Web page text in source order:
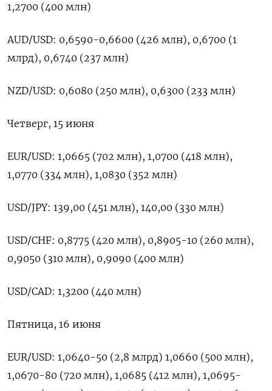
1,2700 (400 млн)
AUD/USD: 0,6590-0,6600 (426 млн), 0,6700 (1
млрд), 0,6740 (237 млн)
NZD/USD: 0,6080 (250 млн), 0,6300 (233 млн)
Четверг, 15 июня
EUR/USD: 1,0665 (702 млн), 1,0700 (418 млн),
1,0770 (334 млн), 1,0830 (352 млн)
USD/JPY: 139,00 (451 млн), 140,00 (330 млн)
USD/CHF: 0,8775 (420 млн), 0,8905-10 (260 млн),
0,9050 (310 млн), 0,9090 (400 млн)
USD/CAD: 1,3200 (440 млн)
Пятница, 16 июня
EUR/USD: 1,0640-50 (2,8 млрд) 1,0660 (500 млн),
1,0670-80 (720 млн), 1,0685 (412 млн), 1,0695-